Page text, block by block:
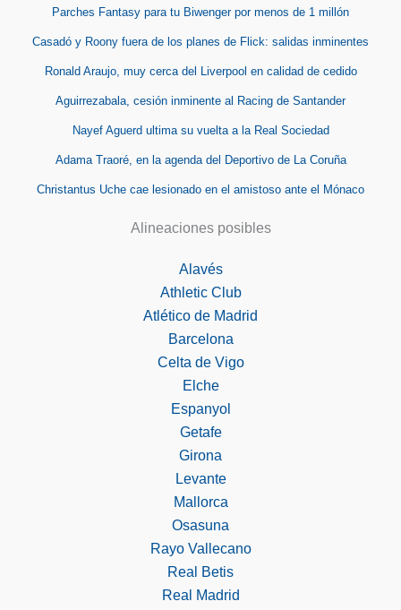
Parches Fantasy para tu Biwenger por menos de 1 millón
Casadó y Roony fuera de los planes de Flick: salidas inminentes
Ronald Araujo, muy cerca del Liverpool en calidad de cedido
Aguirrezabala, cesión inminente al Racing de Santander
Nayef Aguerd ultima su vuelta a la Real Sociedad
Adama Traoré, en la agenda del Deportivo de La Coruña
Christantus Uche cae lesionado en el amistoso ante el Mónaco
Alineaciones posibles
Alavés
Athletic Club
Atlético de Madrid
Barcelona
Celta de Vigo
Elche
Espanyol
Getafe
Girona
Levante
Mallorca
Osasuna
Rayo Vallecano
Real Betis
Real Madrid